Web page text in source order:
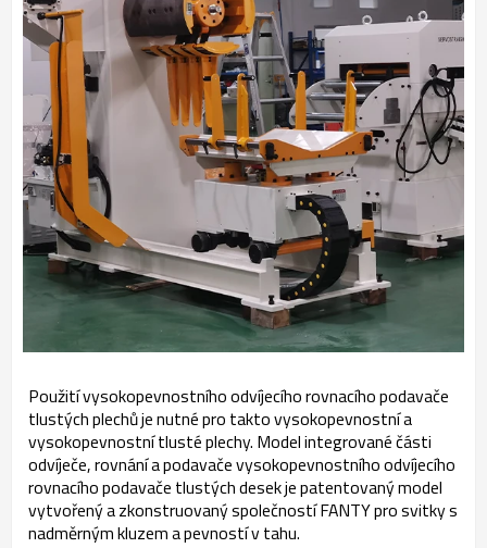
Použití vysokopevnostního odvíjecího rovnacího podavače
tlustých plechů je nutné pro takto vysokopevnostní a
vysokopevnostní tlusté plechy. Model integrované části
odvíječe, rovnání a podavače vysokopevnostního odvíjecího
rovnacího podavače tlustých desek je patentovaný model
vytvořený a zkonstruovaný společností FANTY pro svitky s
nadměrným kluzem a pevností v tahu.